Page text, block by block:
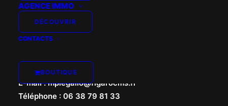
AGENCE IMMO
DÉCOUVRIR
CONTACTS
BOUTIQUE
Nord de la France -Marie-Pierre Le Gallo
E-mail:mplegallo@figarocms.fr
Téléphone : 06 38 79 81 33